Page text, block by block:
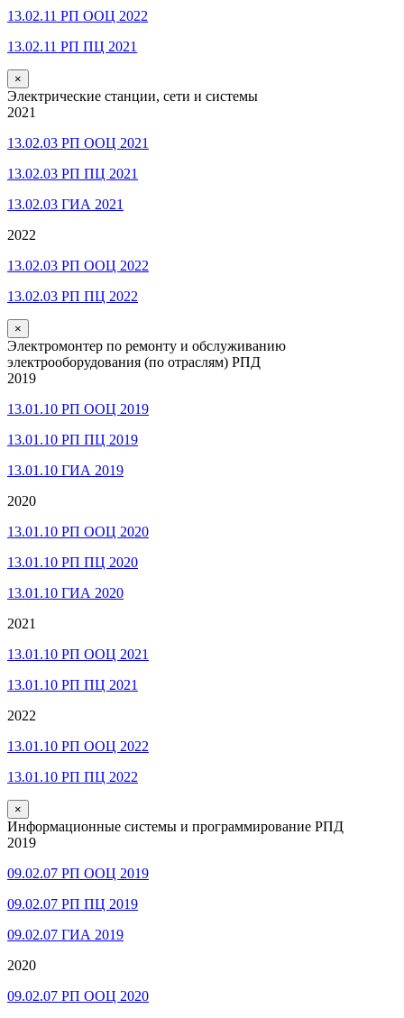
13.02.11 РП ООЦ 2022
13.02.11 РП ПЦ 2021
×
Электрические станции, сети и системы
2021
13.02.03 РП ООЦ 2021
13.02.03 РП ПЦ 2021
13.02.03 ГИА 2021
2022
13.02.03 РП ООЦ 2022
13.02.03 РП ПЦ 2022
×
Электромонтер по ремонту и обслуживанию
электрооборудования (по отраслям) РПД
2019
13.01.10 РП ООЦ 2019
13.01.10 РП ПЦ 2019
13.01.10 ГИА 2019
2020
13.01.10 РП ООЦ 2020
13.01.10 РП ПЦ 2020
13.01.10 ГИА 2020
2021
13.01.10 РП ООЦ 2021
13.01.10 РП ПЦ 2021
2022
13.01.10 РП ООЦ 2022
13.01.10 РП ПЦ 2022
×
Информационные системы и программирование РПД
2019
09.02.07 РП ООЦ 2019
09.02.07 РП ПЦ 2019
09.02.07 ГИА 2019
2020
09.02.07 РП ООЦ 2020